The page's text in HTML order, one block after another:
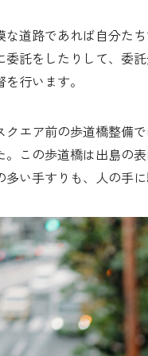
道路であれば自分た
委託をしたりして、委
行います。
クエア前の歩道橋整備
。この歩道橋は出島の
い手すりも、人の手